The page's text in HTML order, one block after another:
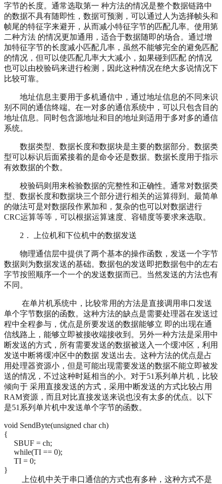
字节的长度。通常选取第一 种方法的情况是整个数据链路中
的数据不具有随即性，数据可预测，可以通过人为选择帧头和
帧尾的特征字来避开，从而减小特征字节的匹配几率。使用第
二种方法 的情况更加通用，适合于数据随即的场合。通过增
加特征字节的长度减小匹配几率，虽然不能够完全的避免匹配
的情况，但可以使匹配几率大大减小，如果碰到匹配 的情况
也可以由校验码来进行检测，因此这种情况在绝大多说情况下
比较可靠。
地址信息主要用于多机通信中，通过地址信息的不同来识
别不同的通信终端。在一对多的通信系统中，可以只包含目的
地址信息。同时包含源地址和目的地址则适用于多对多的通信
系统。
数据类型、数据长度和数据块是主要的数据部分。数据类
型可以标识后面紧接着的是命令还是数据。数据长度用于指示
有效数据的个数。
校验码则用来检验数据的完整性和正确性。通常对数据类
型、数据长度和数据块三个部分进行相关的运算得到。最简单
的做法可是对数据段作累加和，复杂的也可以对数据进行
CRC运算等等，可以根据运算速度、容错度等要求来选取。
2． 上位机和下位机中的数据发送
物理通信层中提供了两个基本的操作函数，发送一个字节
数据则为数据发送的基础。数据包的发送即把数据包中的左右
字节按照顺序一个一个的发送数据而已。当然发送的方法也有
不同。
在单片机系统中，比较常用的方法是直接调用串口发送
单个字节数据的函数。这种方法的缺点是需要处理器在发送过
程中全程参与，优点是所要发送的数据能够立 即的出现在通
信线路上，能够立即被接收端接收到。另外一种方法是采用中
断发送的方式，所有需要发送的数据被送入一个缓冲区，利用
发送中断将缓冲区中的数据 发送出去。这种方法的优点是占
用处理器资源小，但是可能出现需要发送的数据不能立即被发
送的情况，不过这种时延相当的小。对于51系列单片机，比较
倾向于 采用直接发送的方式，采用中断发送的方式比较占用
RAM资源，而且对比直接发送来说也没有太多的优点。以下
是51系列单片机中发送单个字节的函数。
void SendByte(unsigned char ch)
{
SBUF = ch;
while(TI == 0);
TI = 0;
}
上位机中关于串口通信的方式也有多种，这种方式不是